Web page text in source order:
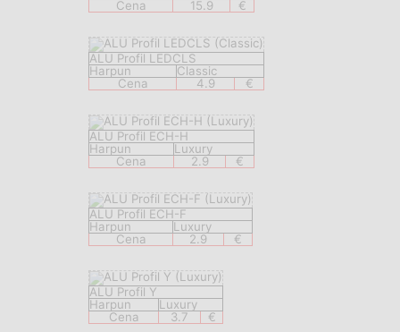
Cena
15.9 €
ALU Profil LEDCLS
Harpun
Classic
Cena
4.9 €
ALU Profil ECH-H
Harpun
Luxury
Cena
2.9 €
ALU Profil ECH-F
Harpun
Luxury
Cena
2.9 €
ALU Profil Y
Harpun
Luxury
Cena
3.7 €